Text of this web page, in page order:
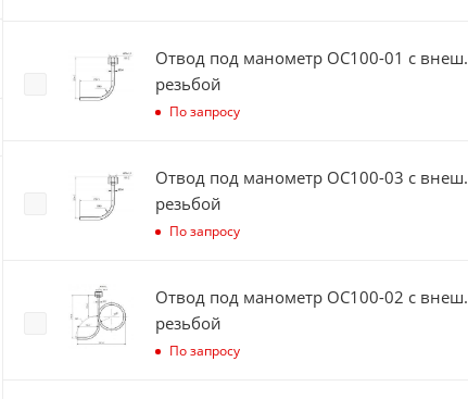
Отвод под манометр ОС100-01 с внеш.
резьбой
По запросу
Отвод под манометр ОС100-03 с внеш.
резьбой
По запросу
Отвод под манометр ОС100-02 с внеш.
резьбой
По запросу